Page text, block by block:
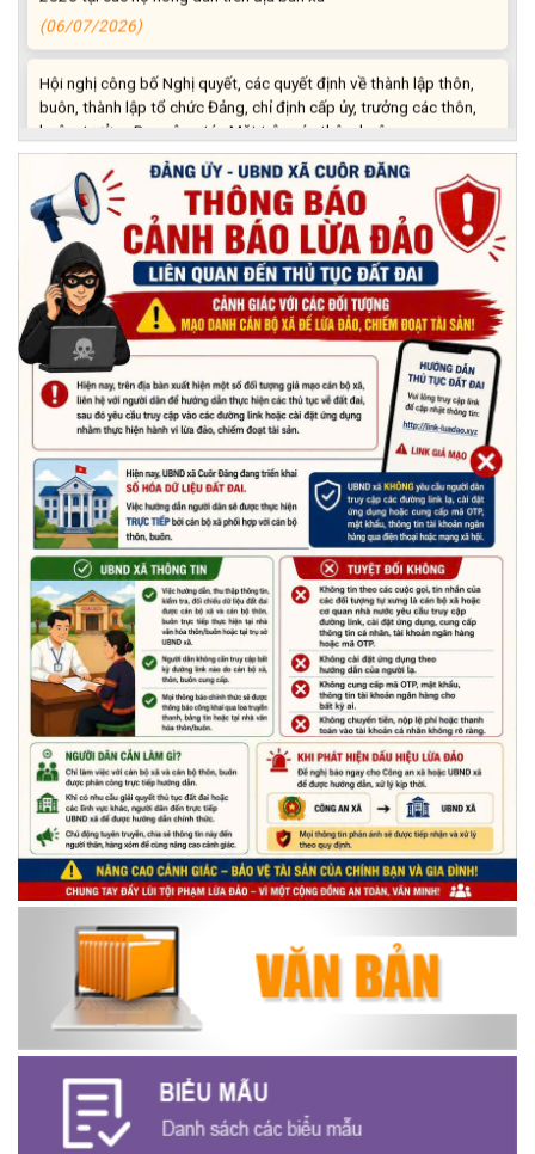
(06/07/2026)
Hội nghị công bố Nghị quyết, các quyết định về thành lập thôn,
buôn, thành lập tổ chức Đảng, chỉ định cấp ủy, trưởng các thôn,
buôn, trưởng Ban công tác Mặt trận các thôn, buôn
(03/07/2026)
Xã Cuôr Đăng đã tổ chức lễ kỷ niệm 85 năm Ngày truyền thống
Người cao tuổi Việt Nam (06/06/1941-06/06/2026) và tổ
chức mừng thọ, chúc thọ Người cao tuổi trên địa bàn xã.
(05/06/2026)
PHÁT ĐỘNG THAM GIA CUỘC THI “ỨNG DỤNG TRÍ TUỆ NHÂN
TẠO VÀO CUỘC SỐNG – AI FOR LIFE 2026” TRÊN ĐỊA BÀN
TỈNH ĐẮK LẮK
(29/05/2026)
Nhiệt liệt chào mừng Ngày Khoa học, Công nghệ và Đổi mới
sáng tạo Việt Nam 18/5"
(15/05/2026)
Chương trình đối thoại giữa lãnh đạo UBND xã với thanh niên,
thiếu nhi trên địa bàn xã năm 2026
(14/05/2026)
Chương trình kỷ niệm 85 năm ngày thành lập Đội TNTP Hồ Chí
Minh (15/05/1941 – 15/05/2026) và kỷ niệm 136 năm ngày
sinh Chủ tịch Hồ Chí Minh (19/05/1890 – 19/05/2026).
(14/05/2026)
Thông báo tiếp nhận phản ánh, kiến nghị về quy định thủ tục
hành chính
(07/08/2026)
Thông báo về thực hiện Luật tương trợ tư pháp về dân sự và
các văn bản quy định chi tiết, hướng dẫn thi hành
(04/08/2026)
Thông báo cảnh báo lừa đảo liên quan đến thủ tục đất đai
(24/07/2026)
Triển khai xây dựng mô hình “Trồng tái canh Cà phê Vối” năm